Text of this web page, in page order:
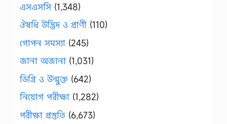
এসএসসি(1,348)
ঔষধি উদ্ভিদ ও প্রাণী (110)
গোপন সমস্যা (245)
জানা অজানা (1,031)
ডিগ্রি ও উন্মুক্ত (642)
নিয়োগ পরীক্ষা (1,282)
পরীক্ষা প্রস্তুতি (6,673)